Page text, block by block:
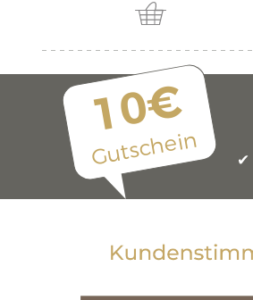
10€
Gutschein